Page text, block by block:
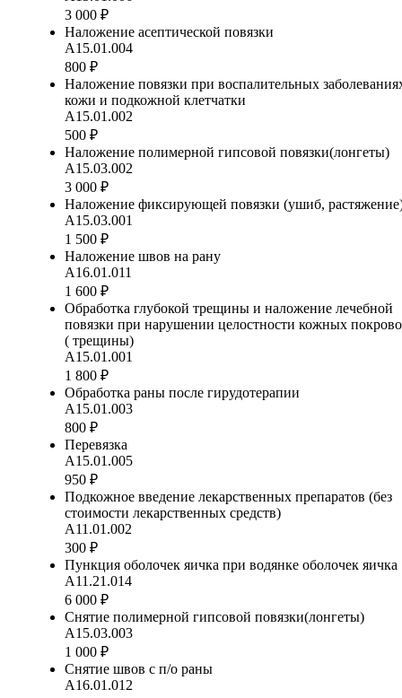
3 000 ₽
Наложение асептической повязки
А15.01.004
800 ₽
Наложение повязки при воспалительных
кожи и подкожной клетчатки
А15.01.002
500 ₽
Наложение полимерной гипсовой повязки(лонгеты)
А15.03.002
3 000 ₽
Наложение фиксирующей повязки (ушиб,
А15.03.001
1 500 ₽
Наложение швов на рану
А16.01.011
1 600 ₽
Обработка глубокой трещины и наложение лечебной
повязки при нарушении целостности кожных
( трещины)
А15.01.001
1 800 ₽
Обработка раны после гирудотерапии
А15.01.003
800 ₽
Перевязка
А15.01.005
950 ₽
Подкожное введение лекарственных препаратов (без
стоимости лекарственных средств)
А11.01.002
300 ₽
Пункция оболочек яичка при водянке оболочек яичка
А11.21.014
6 000 ₽
Снятие полимерной гипсовой повязки(лонгеты)
А15.03.003
1 000 ₽
Снятие швов с п/о раны
А16.01.012